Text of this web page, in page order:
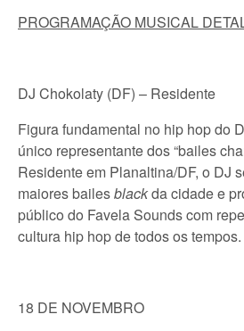
PROGRAMAÇÃO MUSICAL
DJ Chokolaty (DF) – Residente
Figura fundamental no hip hop do
único representante dos “bailes
Residente em Planaltina/DF, o DJ
maiores bailesblackda cidade e
público do Favela Sounds com
cultura hip hop de todos os tempos.
18 DE NOVEMBRO